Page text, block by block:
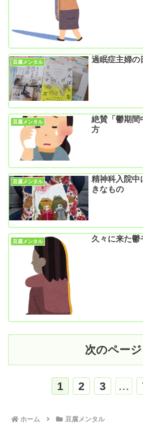
豆腐メンタル 過眠症主婦の
豆腐メンタル
絶賛「鬱期間
方
豆腐メンタル
精神科入院中
きなもの
豆腐メンタル 久々に来た鬱
次のページ
1 2 3 …
ホーム 豆腐メンタル